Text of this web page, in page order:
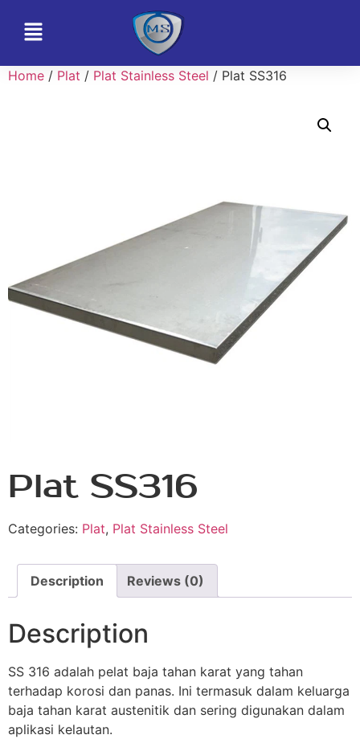
Home / Plat / Plat Stainless Steel / Plat SS316
Plat SS316
Categories: Plat, Plat Stainless Steel
Description Reviews (0)
Description
SS 316 adalah pelat baja tahan karat yang tahan
terhadap korosi dan panas. Ini termasuk dalam keluarga
baja tahan karat austenitik dan sering digunakan dalam
aplikasi kelautan.